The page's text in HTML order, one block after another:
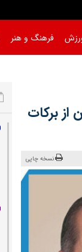
فرهنگ و هنر
از برکات
نسخه چاپی